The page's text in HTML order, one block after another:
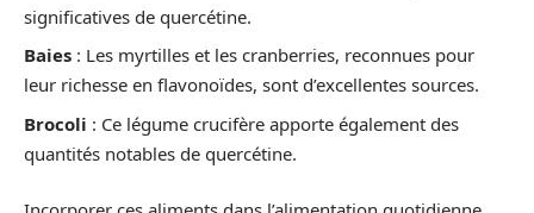
significatives de quercétine.
Baies : Les myrtilles et les cranberries, reconnues pour
leur richesse en flavonoïdes, sont d’excellentes sources.
Brocoli : Ce légume crucifère apporte également des
quantités notables de quercétine.